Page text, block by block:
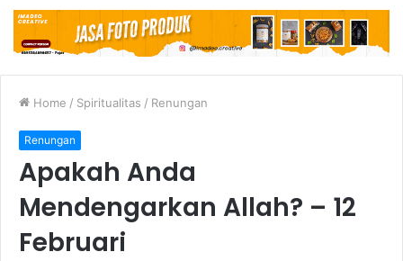
Home / Spiritualitas / Renungan
Renungan
Apakah Anda
Mendengarkan Allah? – 12
Februari